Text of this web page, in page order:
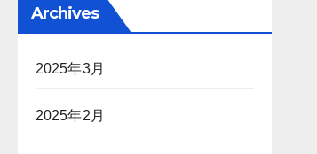
Archives
2025年3月
2025年2月